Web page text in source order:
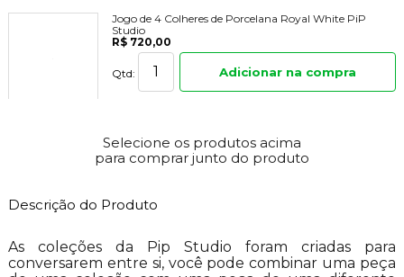
Jogo de 4 Colheres de Porcelana Royal White PiP
Studio
R$ 720,00
Qtd: Adicionar na compra
R$ 643,00
Adicionar na compra
Selecione os produtos acima
para comprar junto do produto
Descrição do Produto
As coleções da Pip Studio foram criadas para
conversarem entre si, você pode combinar uma peça